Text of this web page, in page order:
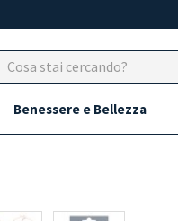
Benessere e Bellezza